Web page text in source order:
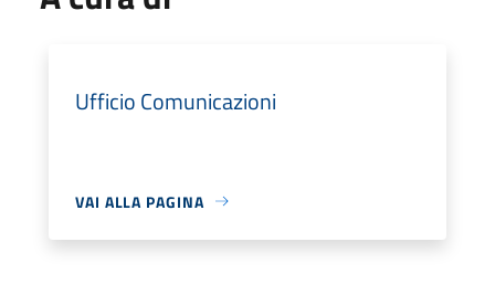
Ufficio Comunicazioni
VAI ALLA PAGINA